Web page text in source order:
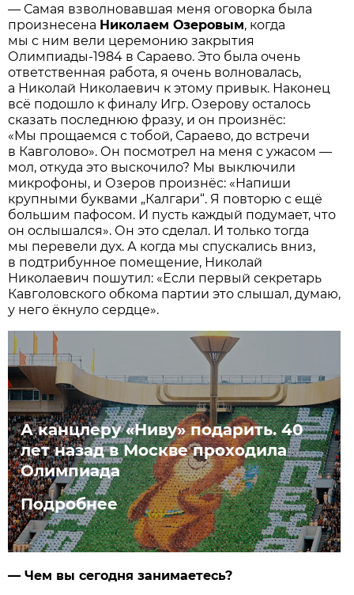
— Самая взволновавшая меня оговорка была
произнесена Николаем Озеровым, когда
мы с ним вели церемонию закрытия
Олимпиады-1984 в Сараево. Это была очень
ответственная работа, я очень волновалась,
а Николай Николаевич к этому привык. Наконец
всё подошло к финалу Игр. Озерову осталось
сказать последнюю фразу, и он произнёс:
«Мы прощаемся с тобой, Сараево, до встречи
в Кавголово». Он посмотрел на меня с ужасом —
мол, откуда это выскочило? Мы выключили
микрофоны, и Озеров произнёс: «Напиши
крупными буквами „Калгари“. Я повторю с ещё
большим пафосом. И пусть каждый подумает, что
он ослышался». Он это сделал. И только тогда
мы перевели дух. А когда мы спускались вниз,
в подтрибунное помещение, Николай
Николаевич пошутил: «Если первый секретарь
Кавголовского обкома партии это слышал, думаю,
у него ёкнуло сердце».
А канцлеру «Ниву» подарить. 40
лет назад в Москве проходила
Олимпиада
Подробнее
— Чем вы сегодня занимаетесь?